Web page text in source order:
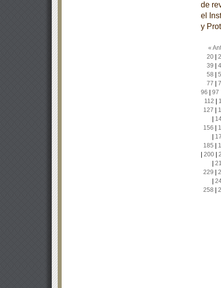
de
el
y
«
20|
39
58
77
96
97
112
127
156
185
200|
229
258